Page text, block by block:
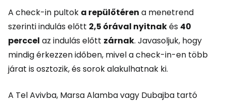
A check-in pultok a repülőtéren a menetrend
szerinti indulás előtt 2,5 órával nyitnakés 40
perccel az indulás előtt zárnak. Javasoljuk, hogy
mindig érkezzen időben, mivel a check-in-en több
járat is osztozik, és sorok alakulhatnak ki.
A Tel Avivba, Marsa Alamba vagy Dubajba tartó